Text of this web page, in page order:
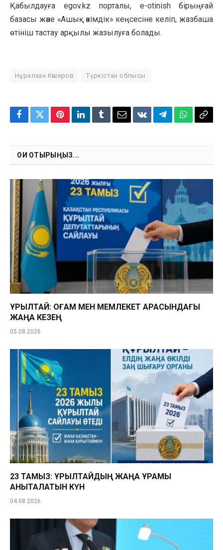
Қабылдауға egov.kz порталы, е-otinish бірыңғай
базасы және «Ашық әкімдік» кеңсесіне келіп, жазбаша
өтініш тастау арқылы жазылуға болады.
Нұралхан Көшеров Түркістан облысы
Facebook
TwitterPinterestLinkedInTumblrEmailVKontakte
TelegramWhatsApp
Copy
ОҚИ ОТЫРЫҢЫЗ...
ҚҰРЫЛТАЙ: ҚОҒАМ МЕН МЕМЛЕКЕТ АРАСЫНДАҒЫ
ЖАҢА КЕЗЕҢ
05.08.2026
23 ТАМЫЗ: ҚҰРЫЛТАЙДЫҢ ЖАҢА ҚҰРАМЫ
АНЫҚТАЛАТЫН КҮН
04.08.2026